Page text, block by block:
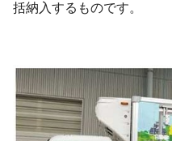
括納入するものです。